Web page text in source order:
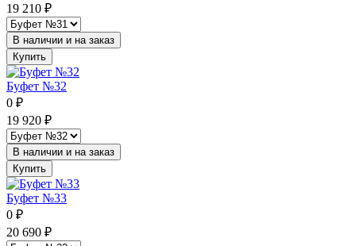
19 210 ₽
В наличии и на заказ
Купить
Буфет №32
0 ₽
19 920 ₽
В наличии и на заказ
Купить
Буфет №33
0 ₽
20 690 ₽